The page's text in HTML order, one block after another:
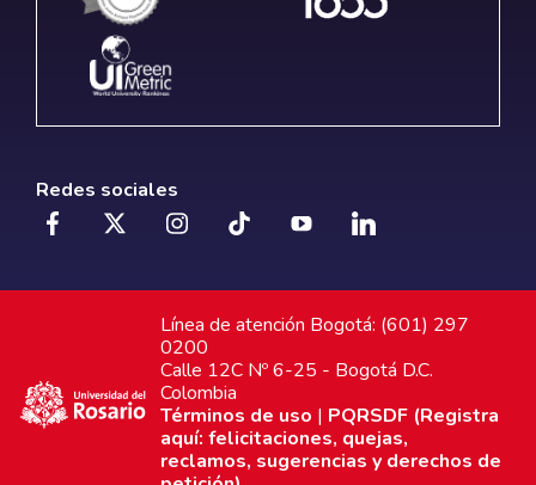
Redes sociales
Línea de atención Bogotá: (601) 297
0200
Calle 12C Nº 6-25 - Bogotá D.C.
Colombia
Términos de uso | PQRSDF (Registra
aquí: felicitaciones, quejas,
reclamos, sugerencias y derechos de